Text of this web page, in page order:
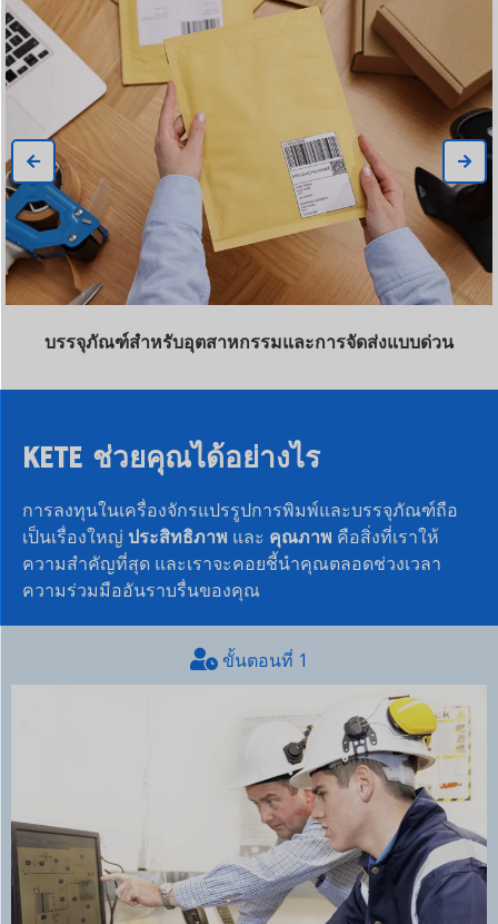
บรรจุภัณฑ์สำหรับอุตสาหกรรมและการจัดส่งแบบด่วน
KETE ช่วยคุณได้อย่างไร
การลงทุนในเครื่องจักรแปรรูปการพิมพ์และบรรจุภัณฑ์ถือ
เป็นเรื่องใหญ่ ประสิทธิภาพ และ คุณภาพ คือสิ่งที่เราให้
ความสำคัญที่สุด และเราจะคอยชี้นำคุณตลอดช่วงเวลา
ความร่วมมืออันราบรื่นของคุณ
ขั้นตอนที่ 1